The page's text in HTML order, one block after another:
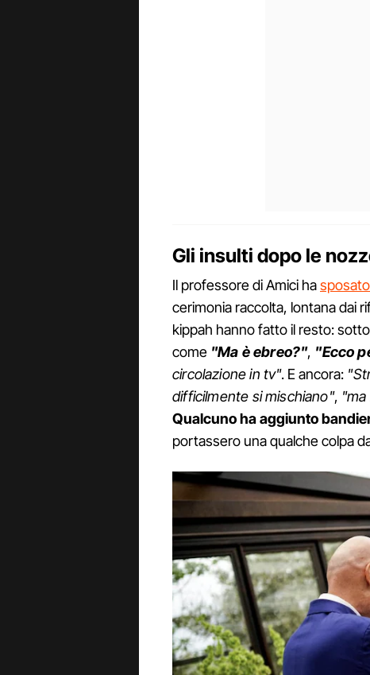
Gli insulti dopo le
Il professore di Amici ha
cerimonia raccolta, lontana dai
kippah hanno fatto il resto:
come "Ma è ebreo?", "Ecco
circolazione in tv". E ancora:
difficilmente si mischiano",
Qualcuno ha aggiunto
portassero una qualche colpa